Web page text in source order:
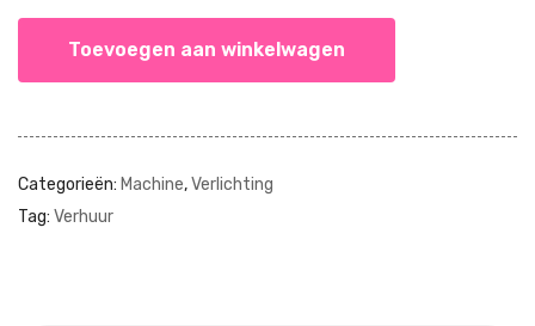
Toevoegen aan winkelwagen
Categorieën: Machine,Verlichting
Tag: Verhuur